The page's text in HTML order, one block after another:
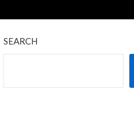
SEARCH